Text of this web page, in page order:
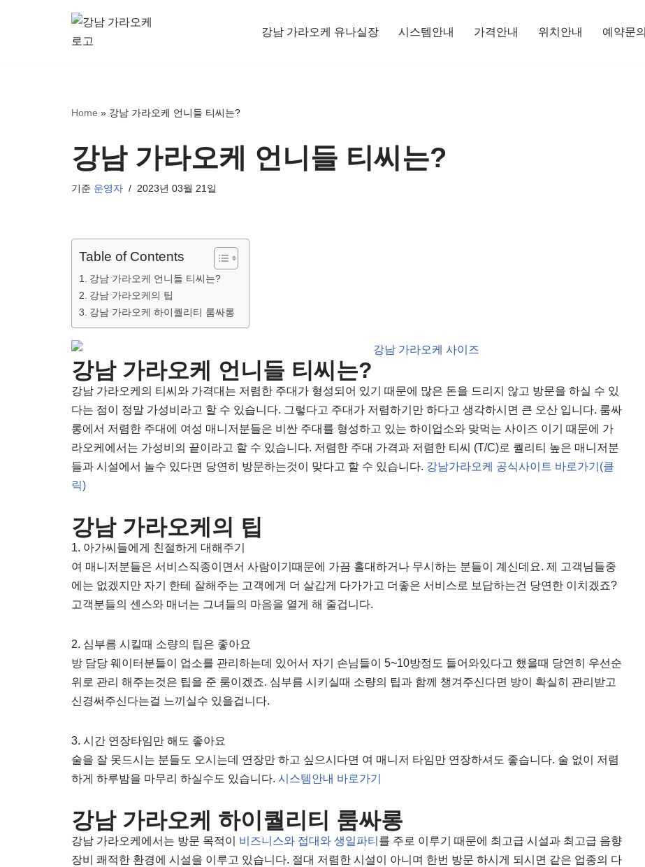
강남 가라오케 유나실장 시스템안내 가격안내 위치안내 예약문의
Home » 강남 가라오케 언니들 티씨는?
강남 가라오케 언니들 티씨는?
기준 운영자 2023년 03월 21일
Table of Contents
강남 가라오케 언니들 티씨는?
강남 가라오케의 팁
강남 가라오케 하이퀄리티 룸싸롱
강남 가라오케 언니들 티씨는?
강남 가라오케의 티씨와 가격대는 저렴한 주대가 형성되어 있기 때문에 많은 돈을 드리지 않고 방문을 하실 수 있
다는 점이 정말 가성비라고 할 수 있습니다. 그렇다고 주대가 저렴하기만 하다고 생각하시면 큰 오산 입니다. 룸싸
롱에서 저렴한 주대에 여성 매니저분들은 비싼 주대를 형성하고 있는 하이업소와 맞먹는 사이즈 이기 때문에 가
라오케에서는 가성비의 끝이라고 할 수 있습니다. 저렴한 주대 가격과 저렴한 티씨 (T/C)로 퀄리티 높은 매니저분
들과 시설에서 놀수 있다면 당연히 방문하는것이 맞다고 할 수 있습니다. 강남가라오케 공식사이트 바로가기(클
릭)
강남 가라오케의 팁
1. 아가씨들에게 친절하게 대해주기
여 매니저분들은 서비스직종이면서 사람이기때문에 가끔 홀대하거나 무시하는 분들이 계신데요. 제 고객님들중
에는 없겠지만 자기 한테 잘해주는 고객에게 더 살갑게 다가가고 더좋은 서비스로 보답하는건 당연한 이치겠죠?
고객분들의 센스와 매너는 그녀들의 마음을 열게 해 줄겁니다.
2. 심부름 시킬때 소량의 팁은 좋아요
방 담당 웨이터분들이 업소를 관리하는데 있어서 자기 손님들이 5~10방정도 들어와있다고 했을때 당연히 우선순
위로 관리 해주는것은 팁을 준 룸이겠죠. 심부름 시키실때 소량의 팁과 함께 챙겨주신다면 방이 확실히 관리받고
신경써주신다는걸 느끼실수 있을겁니다.
3. 시간 연장타임만 해도 좋아요
술을 잘 못드시는 분들도 오시는데 연장만 하고 싶으시다면 여 매니저 타임만 연장하셔도 좋습니다. 술 없이 저렴
하게 하루밤을 마무리 하실수도 있습니다. 시스템안내 바로가기
강남 가라오케 하이퀄리티 룸싸롱
강남 가라오케에서는 방문 목적이 비즈니스와 접대와 생일파티 를 주로 이루기 때문에 최고급 시설과 최고급 음향
장비 쾌적한 환경에 시설을 이루고 있습니다. 절대 저렴한 시설이 아니며 한번 방문 하시게 되시면 같은 업종의 다